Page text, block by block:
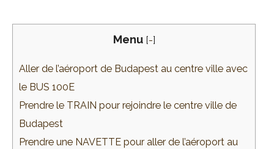
Menu [-]
Aller de l’aéroport de Budapest au centre ville avec
le BUS 100E
Prendre le TRAIN pour rejoindre le centre ville de
Budapest
Prendre une NAVETTE pour aller de l’aéroport au